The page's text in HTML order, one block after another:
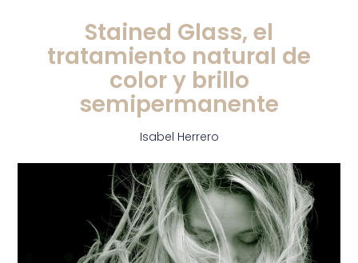
Stained Glass, el
tratamiento natural de
color y brillo
semipermanente
Isabel Herrero